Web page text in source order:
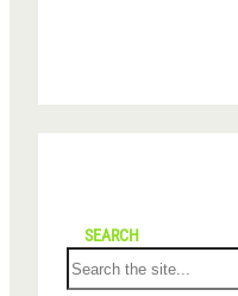
SEARCH
S
e